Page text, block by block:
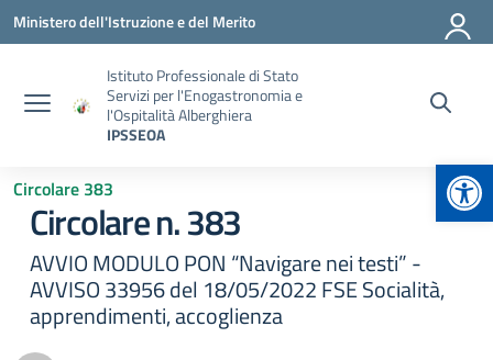
Vai ai contenuti
Vai al menu di navigazione
Vai al footer
Ministero dell'Istruzione e del Merito
Istituto Professionale di Stato
Servizi per l'Enogastronomia e
l'Ospitalità Alberghiera
IPSSEOA
Circolare 383
Circolare n. 383
AVVIO MODULO PON “Navigare nei testi” -
AVVISO 33956 del 18/05/2022 FSE Socialità,
apprendimenti, accoglienza